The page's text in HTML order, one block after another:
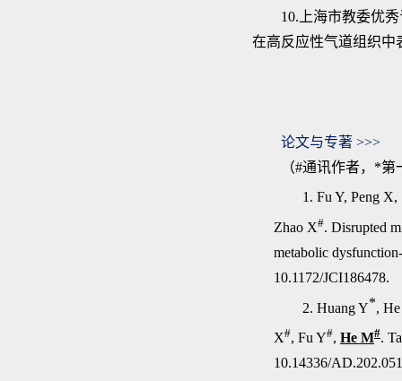
10. 上海市教委优
在高反应性气道组织中
论文与专著 >>>
（#通讯作者，*第
1. Fu Y, Peng
Zhao X#. Disrupted
metabolic
10.1172/JCI186478.
2. Huang Y*,
X#, Fu Y#, He M#.
10.14336/